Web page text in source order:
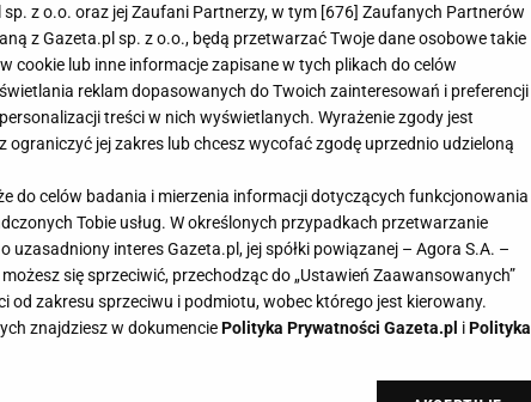
z o.o. oraz jej Zaufani Partnerzy, w tym [676] Zaufanych Partnerów
z Gazeta.pl sp. z o.o., będą przetwarzać Twoje dane osobowe takie
cookie lub inne informacje zapisane w tych plikach do celów
reklam dopasowanych do Twoich zainteresowań i preferencji
treści w nich wyświetlanych. Wyrażenie zgody jest
jej zakres lub chcesz wycofać zgodę uprzednio udzieloną
do celów badania i mierzenia informacji dotyczących funkcjonowania
Tobie usług. W określonych przypadkach przetwarzanie
interes Gazeta.pl, jej spółki powiązanej – Agora S.A. –
się sprzeciwić, przechodząc do „Ustawień Zaawansowanych”
od zakresu sprzeciwu i podmiotu, wobec którego jest kierowany.
znajdziesz w dokumenciePolityka Prywatności Gazeta.pl iPolityka